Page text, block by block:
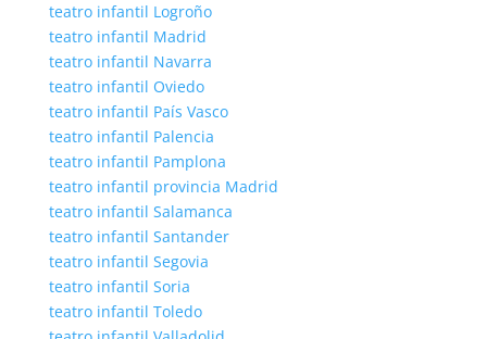
teatro infantil Logroño
teatro infantil Madrid
teatro infantil Navarra
teatro infantil Oviedo
teatro infantil País Vasco
teatro infantil Palencia
teatro infantil Pamplona
teatro infantil provincia Madrid
teatro infantil Salamanca
teatro infantil Santander
teatro infantil Segovia
teatro infantil Soria
teatro infantil Toledo